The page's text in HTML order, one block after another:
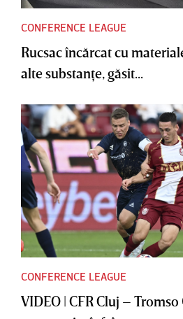
CONFERENCE LEAGUE
Rucsac încărcat cu
alte substanţe, găsit...
CONFERENCE LEAGUE
VIDEO | CFR Cluj –